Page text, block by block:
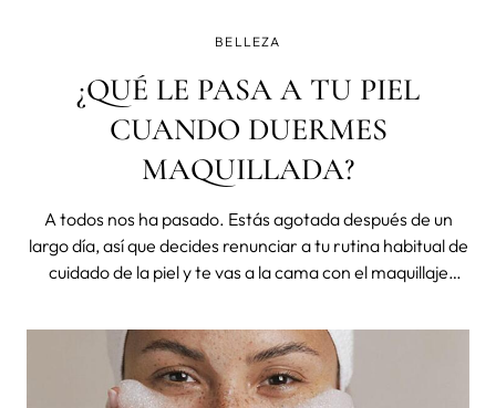
BELLEZA
¿QUÉ LE PASA A TU PIEL
CUANDO DUERMES
MAQUILLADA?
A todos nos ha pasado. Estás agotada después de un
largo día, así que decides renunciar a tu rutina habitual de
cuidado de la piel y te vas a la cama con el maquillaje
tu piel. Dormir con el maquillaje puesto puede tener una
serie de cons